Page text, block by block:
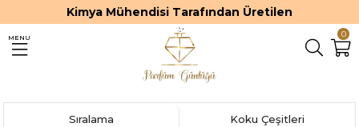
Kimya Mühendisi Tarafından Üretilen
0
MENU
Koku Çeşitleri
Sıralama